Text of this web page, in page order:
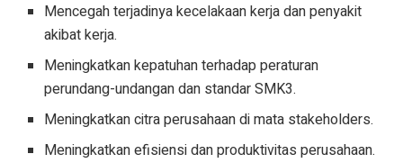
Mencegah terjadinya kecelakaan kerja dan penyakit
akibat kerja.
Meningkatkan kepatuhan terhadap peraturan
perundang-undangan dan standar SMK3.
Meningkatkan citra perusahaan di mata stakeholders.
Meningkatkan efisiensi dan produktivitas perusahaan.